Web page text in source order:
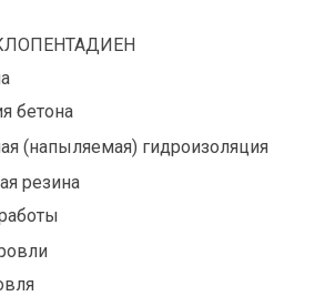
бетона
(напыляемая) гидроизоляция
резина